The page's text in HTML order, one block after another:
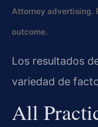
Attorney advertising.
outcome.
Los resultados
variedad de
All